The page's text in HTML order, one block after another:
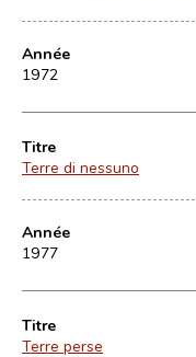
Année
1972
Titre
Terre di nessuno
Année
1977
Titre
Terre perse